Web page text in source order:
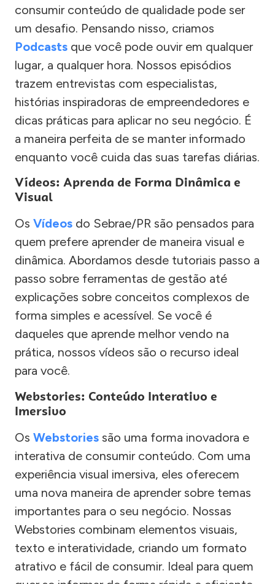
consumir conteúdo de qualidade pode ser
um desafio. Pensando nisso, criamos
Podcasts que você pode ouvir em qualquer
lugar, a qualquer hora. Nossos episódios
trazem entrevistas com especialistas,
histórias inspiradoras de empreendedores e
dicas práticas para aplicar no seu negócio. É
a maneira perfeita de se manter informado
enquanto você cuida das suas tarefas diárias.
Vídeos: Aprenda de Forma Dinâmica e
Visual
Os Vídeos do Sebrae/PR são pensados para
quem prefere aprender de maneira visual e
dinâmica. Abordamos desde tutoriais passo a
passo sobre ferramentas de gestão até
explicações sobre conceitos complexos de
forma simples e acessível. Se você é
daqueles que aprende melhor vendo na
prática, nossos vídeos são o recurso ideal
para você.
Webstories: Conteúdo Interativo e
Imersivo
Os Webstories são uma forma inovadora e
interativa de consumir conteúdo. Com uma
experiência visual imersiva, eles oferecem
uma nova maneira de aprender sobre temas
importantes para o seu negócio. Nossas
Webstories combinam elementos visuais,
texto e interatividade, criando um formato
atrativo e fácil de consumir. Ideal para quem